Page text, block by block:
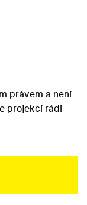
právem a není
projekcí rádi